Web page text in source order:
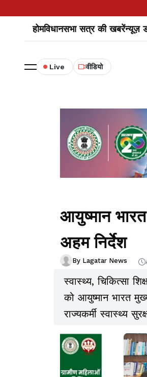
होमविधानसभा सत्र की खबरेंन्यूज़
Live वीडियो
आयुष्मान
अहम निर्देश
By Lagatar News
स्वास्थ्य, चिकित्सा
को आयुष्मान भारत
राज्यकर्मी स्वास्थ्य